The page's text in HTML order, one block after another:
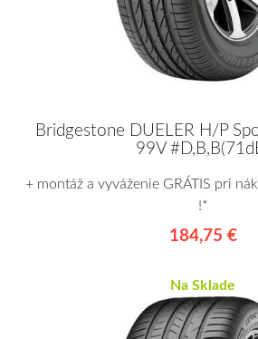
Bridgestone DUELER H/P
99V
+ montáž a vyváženie GRÁTIS pri
!*
184,75 €
Na Sklade